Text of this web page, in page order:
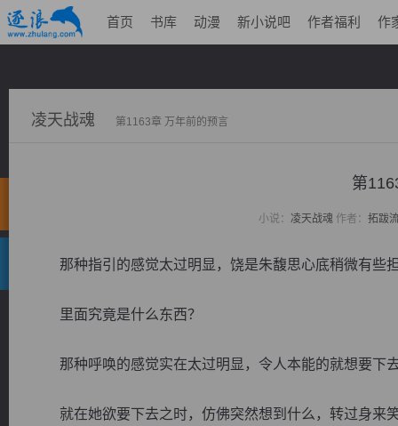
首页 书库 动漫 新小说吧 作者福利 作
凌天战魂 第1163章 万年前的预言
第
小说： 凌天战魂作者： 拓跋
那种指引的感觉太过明显，饶是朱馥思心底稍微有些
里面究竟是什么东西？
那种呼唤的感觉实在太过明显，令人本能的就想要下
就在她欲要下去之时，仿佛突然想到什么，转过身来